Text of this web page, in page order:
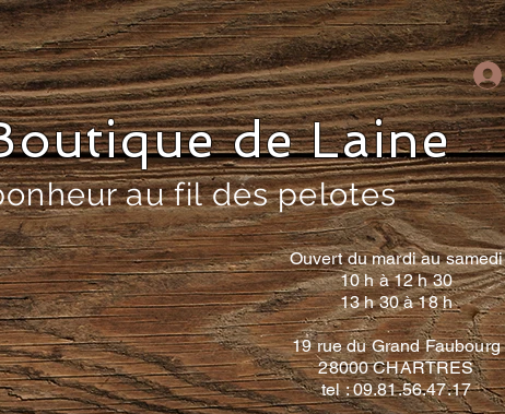
de Laine
au fil des pelotes
Ouvert du mardi au samedi
10 h à 12 h 30
13 h 30 à 18 h
19 rue du Grand Faubourg
28000 CHARTRES
tel : 09.81.56.47.17